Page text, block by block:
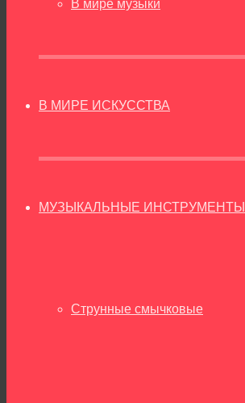
В мире музыки
В МИРЕ ИСКУССТВА
МУЗЫКАЛЬНЫЕ ИНСТРУМЕНТЫ
Струнные смычковые